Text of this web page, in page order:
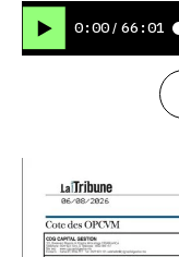
0:00 / 66:01